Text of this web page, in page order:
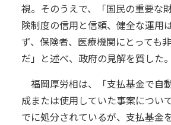
視。そのうえで、「国民の重要な
険制度の信用と信頼、健全な運用
ず、保険者、医療機関にとっても
だ」と述べ、政府の見解を質した。
福岡厚労相は、「支払基金で自
成または使用していた事案につい
でに処分されているが、支払基金